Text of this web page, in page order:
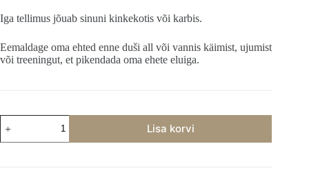
Iga tellimus jõuab sinuni kinkekotis või karbis.
Eemaldage oma ehted enne duši all või vannis käimist, ujumist
või treeningut, et pikendada oma ehete eluiga.
Lilla
Tassel
Kaelakee
Lisa korvi